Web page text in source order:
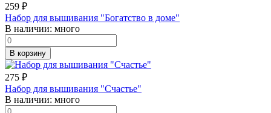
259 ₽
Набор для вышивания "Богатство в доме"
В наличии: много
В корзину
275 ₽
Набор для вышивания "Счастье"
В наличии: много